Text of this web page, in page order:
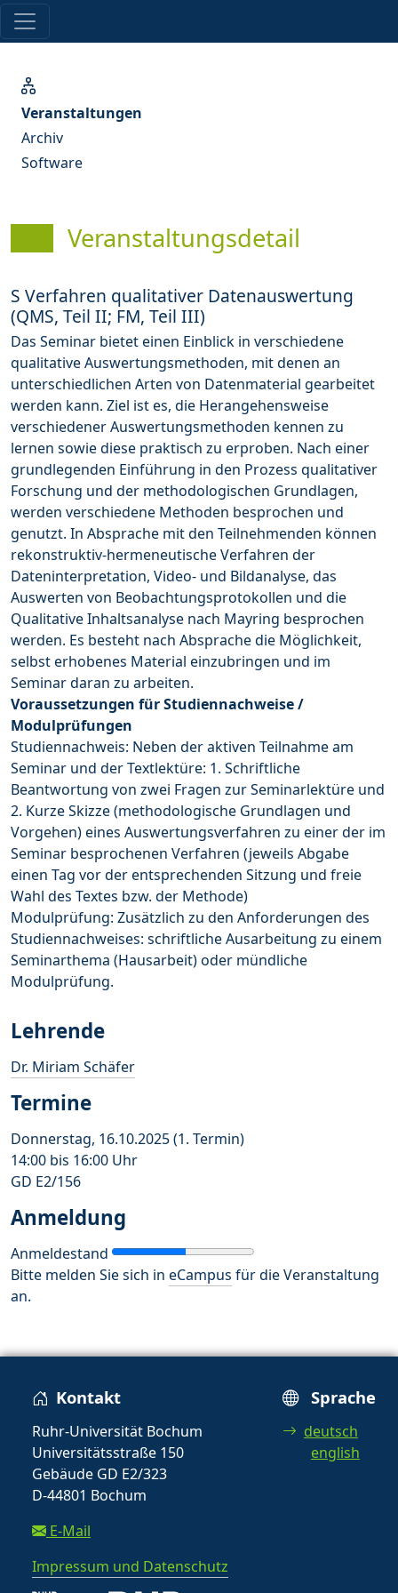
Veranstaltungen
Archiv
Software
Veranstaltungsdetail
S Verfahren qualitativer Datenauswertung
(QMS, Teil II; FM, Teil III)
Das Seminar bietet einen Einblick in verschiedene
qualitative Auswertungsmethoden, mit denen an
unterschiedlichen Arten von Datenmaterial gearbeitet
werden kann. Ziel ist es, die Herangehensweise
verschiedener Auswertungsmethoden kennen zu
lernen sowie diese praktisch zu erproben. Nach einer
grundlegenden Einführung in den Prozess qualitativer
Forschung und der methodologischen Grundlagen,
werden verschiedene Methoden besprochen und
genutzt. In Absprache mit den Teilnehmenden können
rekonstruktiv-hermeneutische Verfahren der
Dateninterpretation, Video- und Bildanalyse, das
Auswerten von Beobachtungsprotokollen und die
Qualitative Inhaltsanalyse nach Mayring besprochen
werden. Es besteht nach Absprache die Möglichkeit,
selbst erhobenes Material einzubringen und im
Seminar daran zu arbeiten.
Voraussetzungen für Studiennachweise /
Modulprüfungen
Studiennachweis: Neben der aktiven Teilnahme am
Seminar und der Textlektüre: 1. Schriftliche
Beantwortung von zwei Fragen zur Seminarlektüre und
2. Kurze Skizze (methodologische Grundlagen und
Vorgehen) eines Auswertungsverfahren zu einer der im
Seminar besprochenen Verfahren (jeweils Abgabe
einen Tag vor der entsprechenden Sitzung und freie
Wahl des Textes bzw. der Methode)
Modulprüfung: Zusätzlich zu den Anforderungen des
Studiennachweises: schriftliche Ausarbeitung zu einem
Seminarthema (Hausarbeit) oder mündliche
Modulprüfung.
Lehrende
Dr. Miriam Schäfer
Termine
Donnerstag, 16.10.2025 (1. Termin)
14:00 bis 16:00 Uhr
GD E2/156
Anmeldung
Anmeldestand
Bitte melden Sie sich in eCampus für die Veranstaltung
an.
Kontakt
Ruhr-Universität Bochum
Universitätsstraße 150
Gebäude GD E2/323
D-44801 Bochum
E-Mail
Impressum und Datenschutz
Sprache
deutsch
english